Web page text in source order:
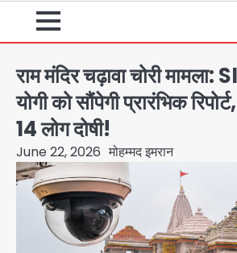
राम मंदिर चढ़ावा चोरी
योगी को सौंपेगी प्रारंभिक
14 लोग दोषी!
June 22, 2026 मोहम्मद इमरान